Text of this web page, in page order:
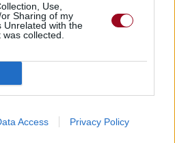
Use,
Sharing of my
Unrelated with the
collected.
Access Privacy Policy
Téléchargement
Vidéos
«rEaR vIeW»